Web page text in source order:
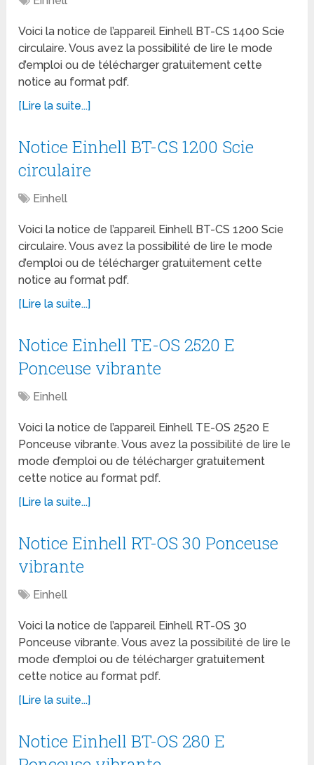
Voici la notice de l’appareil Einhell BT-CS 1400 Scie
circulaire. Vous avez la possibilité de lire le mode
d’emploi ou de télécharger gratuitement cette
notice au format pdf.
[Lire la suite...]
Notice Einhell BT-CS 1200 Scie
circulaire
Einhell
Voici la notice de l’appareil Einhell BT-CS 1200 Scie
circulaire. Vous avez la possibilité de lire le mode
d’emploi ou de télécharger gratuitement cette
notice au format pdf.
[Lire la suite...]
Notice Einhell TE-OS 2520 E
Ponceuse vibrante
Einhell
Voici la notice de l’appareil Einhell TE-OS 2520 E
Ponceuse vibrante. Vous avez la possibilité de lire le
mode d’emploi ou de télécharger gratuitement
cette notice au format pdf.
[Lire la suite...]
Notice Einhell RT-OS 30 Ponceuse
vibrante
Einhell
Voici la notice de l’appareil Einhell RT-OS 30
Ponceuse vibrante. Vous avez la possibilité de lire le
mode d’emploi ou de télécharger gratuitement
cette notice au format pdf.
[Lire la suite...]
Notice Einhell BT-OS 280 E